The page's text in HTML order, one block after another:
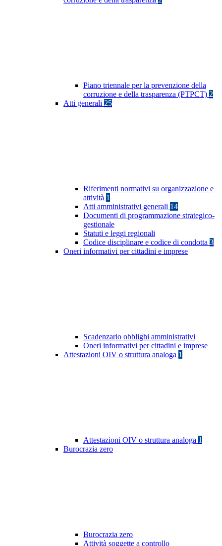
Piano triennale per la prevenzione della
corruzione e della trasparenza (PTPCT) 2
Atti generali 25
Riferimenti normativi su organizzazione e
attività 1
Atti amministrativi generali 14
Documenti di programmazione strategico-
gestionale
Statuti e leggi regionali
Codice disciplinare e codice di condotta 3
Oneri informativi per cittadini e imprese
Scadenzario obblighi amministrativi
Oneri informativi per cittadini e imprese
Attestazioni OIV o struttura analoga 1
Attestazioni OIV o struttura analoga 1
Burocrazia zero
Burocrazia zero
Attività soggette a controllo